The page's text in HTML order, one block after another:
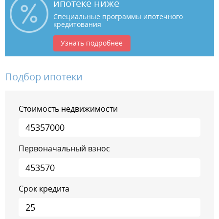
ипотеке ниже
Специальные программы ипотечного
кредитования
Узнать подробнее
Подбор ипотеки
Стоимость недвижимости
Первоначальный взнос
Срок кредита